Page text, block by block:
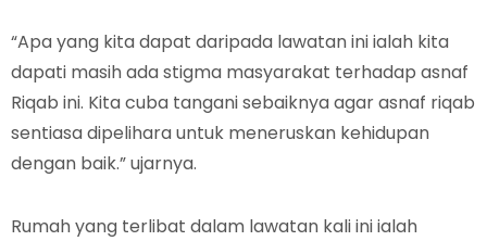
“Apa yang kita dapat daripada lawatan ini ialah kita
dapati masih ada stigma masyarakat terhadap asnaf
Riqab ini. Kita cuba tangani sebaiknya agar asnaf riqab
sentiasa dipelihara untuk meneruskan kehidupan
dengan baik.” ujarnya.
Rumah yang terlibat dalam lawatan kali ini ialah